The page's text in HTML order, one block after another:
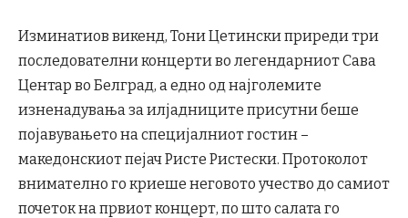
Изминатиов викенд, Тони Цетински приреди три
последователни концерти во легендарниот Сава
Центар во Белград, а едно од најголемите
изненадувања за илјадниците присутни беше
појавувањето на специјалниот гостин –
македонскиот пејач Ристе Ристески. Протоколот
внимателно го криеше неговото учество до самиот
почеток на првиот концерт, по што салата го